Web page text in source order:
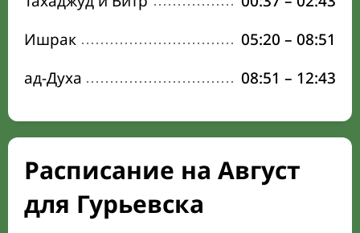
Ишрак
05:20 – 08:51
ад-Духа
08:51 – 12:43
Расписание на Август
для Гурьевска